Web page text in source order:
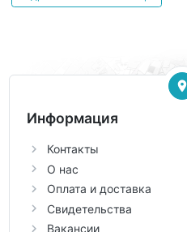
Информация
Контакты
О нас
Оплата и доставка
Свидетельства
Вакансии